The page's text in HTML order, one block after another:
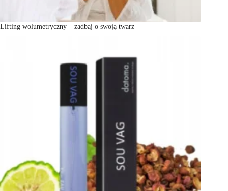
Lifting wolumetryczny – zadbaj o swoją twarz